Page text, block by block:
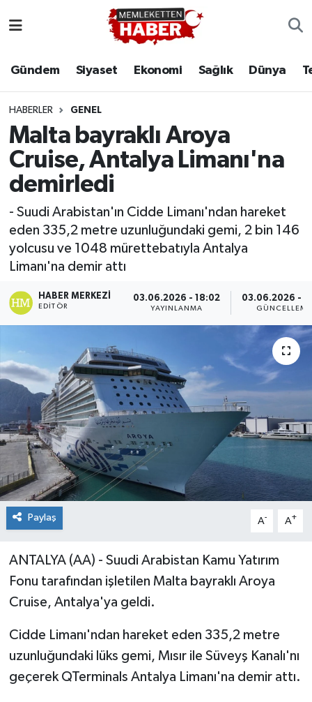
Gündem Siyaset Ekonomi Sağlık Dünya
HABERLER GENEL
Malta bayraklı Aroya
Cruise, Antalya Limanı'na
demirledi
- Suudi Arabistan'ın Cidde Limanı'ndan hareket
eden 335,2 metre uzunluğundaki gemi, 2 bin 146
yolcusu ve 1048 mürettebatıyla Antalya
Limanı'na demir attı
HABER MERKEZI
EDITÖR
03.06.2026 - 18:02
YAYINLANMA
03.06.2026 -
GÜNCELLEME
Paylaş A- A+
ANTALYA (AA) - Suudi Arabistan Kamu Yatırım
Fonu tarafından işletilen Malta bayraklı Aroya
Cruise, Antalya'ya geldi.
Cidde Limanı'ndan hareket eden 335,2 metre
uzunluğundaki lüks gemi, Mısır ile Süveyş Kanalı'nı
geçerek QTerminals Antalya Limanı'na demir attı.